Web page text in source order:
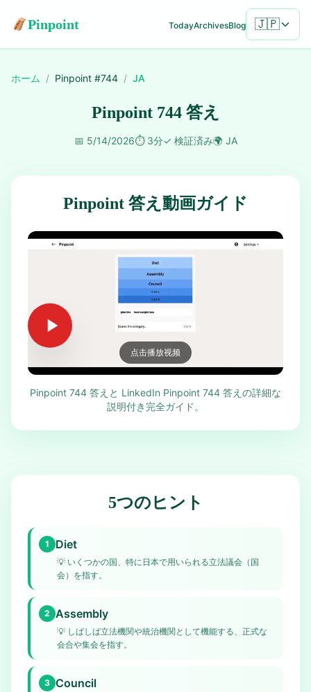
Pinpoint TodayArchivesBlog 🇯🇵
ホーム / Pinpoint #744 / JA
Pinpoint 744 答え
📅 5/14/2026⏱️ 3分✓ 検証済み🌍 JA
Pinpoint 答え動画ガイド
点击播放视频
Pinpoint 744 答えと LinkedIn Pinpoint 744 答えの詳細な
説明付き完全ガイド。
5つのヒント
1 Diet
💡 いくつかの国、特に日本で用いられる立法議会（国
会）を指す。
2 Assembly
💡 しばしば立法機関や統治機関として機能する、正式な
会合や集会を指す。
3 Council